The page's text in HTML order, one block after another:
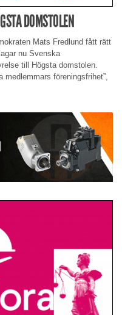
DOMSTOLEN
Mats Fredlund fått rätt
nu Svenska
till Högsta domstolen.
medlemmars föreningsfrihet”,